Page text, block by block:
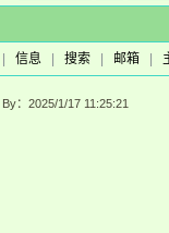
信息 搜索 邮箱
By：2025/1/17 11:25:21